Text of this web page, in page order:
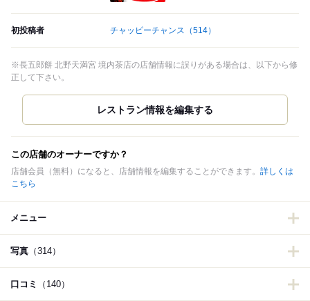
初投稿者 チャッピーチャンス （514）
※長五郎餅 北野天満宮 境内茶店の店舗情報に誤りがある場合は、以下から修
正して下さい。
この店舗のオーナーですか？
店舗会員（無料）になると、店舗情報を編集することができます。 詳しくは
こちら
メニュー
写真 （314）
口コミ （140）